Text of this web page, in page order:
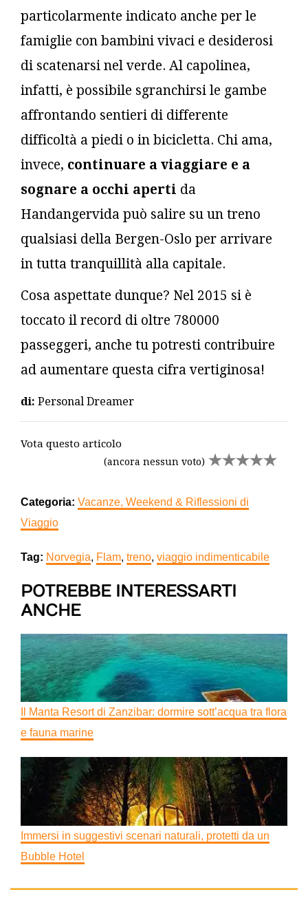
particolarmente indicato anche per le
famiglie con bambini vivaci e desiderosi
di scatenarsi nel verde. Al capolinea,
infatti, è possibile sgranchirsi le gambe
affrontando sentieri di differente
difficoltà a piedi o in bicicletta. Chi ama,
invece, continuare a viaggiare e a
sognare a occhi aperti da
Handangervida può salire su un treno
qualsiasi della Bergen-Oslo per arrivare
in tutta tranquillità alla capitale.
Cosa aspettate dunque? Nel 2015 si è
toccato il record di oltre 780000
passeggeri, anche tu potresti contribuire
ad aumentare questa cifra vertiginosa!
di: Personal Dreamer
Vota questo articolo
(ancora nessun voto)
Categoria: Vacanze, Weekend & Riflessioni di
Viaggio
Tag: Norvegia, Flam, treno, viaggio indimenticabile
POTREBBE INTERESSARTI
ANCHE
Il Manta Resort di Zanzibar: dormire sott’acqua tra flora
e fauna marine
Immersi in suggestivi scenari naturali, protetti da un
Bubble Hotel